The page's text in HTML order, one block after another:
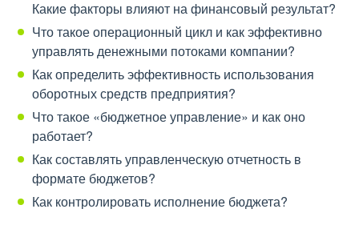
Какие факторы влияют на финансовый результат?
Что такое операционный цикл и как эффективно
управлять денежными потоками компании?
Как определить эффективность использования
оборотных средств предприятия?
Что такое «бюджетное управление» и как оно
работает?
Как составлять управленческую отчетность в
формате бюджетов?
Как контролировать исполнение бюджета?